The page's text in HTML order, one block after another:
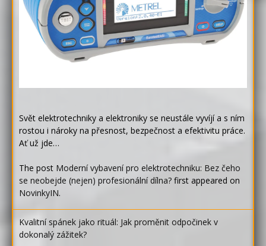
Svět elektrotechniky a elektroniky se neustále vyvíjí a s ním
rostou i nároky na přesnost, bezpečnost a efektivitu práce.
Ať už jde…
The post Moderní vybavení pro elektrotechniku: Bez čeho
se neobejde (nejen) profesionální dílna? first appeared on
NovinkyIN.
Kvalitní spánek jako rituál: Jak proměnit odpočinek v
dokonalý zážitek?